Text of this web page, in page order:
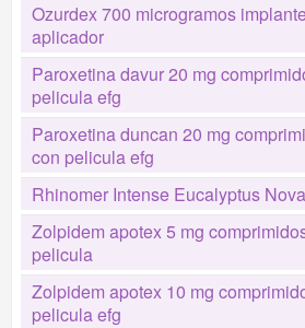
Ozurdex 700 microgramos
aplicador
Paroxetina davur 20 mg
pelicula efg
Paroxetina duncan 20 mg
con pelicula efg
Rhinomer Intense Eucalyptus
Zolpidem apotex 5 mg
pelicula
Zolpidem apotex 10 mg
pelicula efg